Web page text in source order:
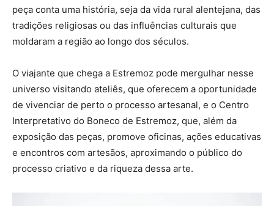
peça conta uma história, seja da vida rural alentejana, das
tradições religiosas ou das influências culturais que
moldaram a região ao longo dos séculos.
O viajante que chega a Estremoz pode mergulhar nesse
universo visitando ateliês, que oferecem a oportunidade
de vivenciar de perto o processo artesanal, e o Centro
Interpretativo do Boneco de Estremoz, que, além da
exposição das peças, promove oficinas, ações educativas
e encontros com artesãos, aproximando o público do
processo criativo e da riqueza dessa arte.